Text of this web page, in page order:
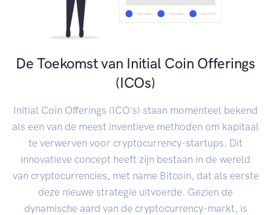
De Toekomst van Initial Coin Offerings
(ICOs)
Initial Coin Offerings (ICO's) staan momenteel bekend
als een van de meest inventieve methoden om kapitaal
te verwerven voor cryptocurrency-startups. Dit
innovatieve concept heeft zijn bestaan in de wereld
van cryptocurrencies, met name Bitcoin, dat als eerste
deze nieuwe strategie uitvoerde. Gezien de
dynamische aard van de cryptocurrency-markt, is